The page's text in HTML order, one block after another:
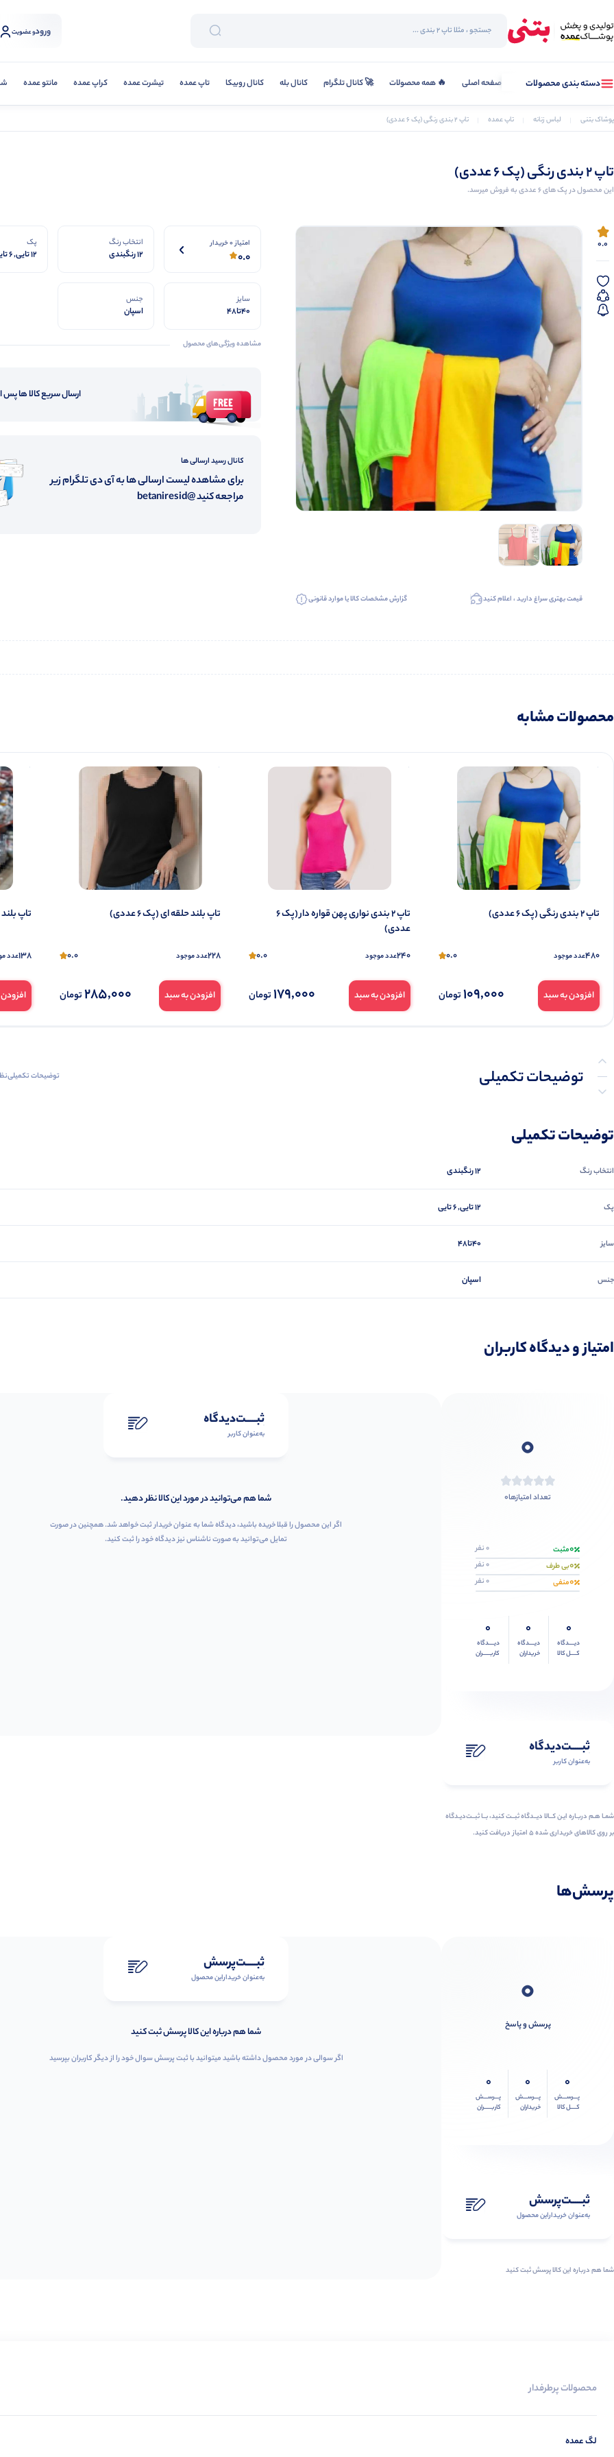
ورودو عضویت
دسته بندی محصولات صفحه اصلی 🔥 همه محصولات 🚀 کانال تلگرام کانال بله کانال روبیکا تاپ عمده تیشرت عمده کراپ عمده مانتو عمده
پوشاک بتنی لباس زنانه تاپ عمده تاپ ۲ بندی رنگی (پک 6 عددی)
تاپ ۲ بندی رنگی (پک 6 عددی)
این محصول در پک های 6 عددی به فروش میرسد.
0.0
قیمت بهتری سراغ دارید ، اعلام کنید گزارش مشخصات کالا یا موارد قانونی
امتیاز 0 خریدار
0.0
انتخاب رنگ
12 رنگبندی
پک
12 تایی, 6 تایی
سایز
۴۰تا۴۸
جنس
اسپان
مشاهده ویژگی‌های محصول
ارسال سریع کالا ها
کانال رسید ارسالی ها
برای مشاهده لیست ارسالی ها به آی دی تلگرام زیر
مراجعه کنید @betaniresid
محصولات مشابه
تاپ ۲ بندی رنگی (پک 6 عددی)
480عدد موجود 0.0
افزودن به سبد 109,000تومان
تاپ ۲ بندی نواری پهن قواره دار (پک 6
عددی)
240عدد موجود 0.0
افزودن به سبد 179,000تومان
تاپ بلند حلقه ای (پک 6 عددی)
228عدد موجود 0.0
افزودن به سبد 285,000تومان
تاپ بلند
138عدد
توضیحات تکمیلی
توضیحات تکمیلی
توضیحات تکمیلی
انتخاب رنگ 12 رنگبندی
پک 12 تایی, 6 تایی
سایز ۴۰تا۴۸
جنس اسپان
امتیاز و دیدگاه کاربران
0
تعداد امتیازها0
0مثبت 0 نفر
0بی طرف 0 نفر
0منفی 0 نفر
0
دیــــدگاه
کــــل کالا
0
دیــــدگاه
خریداران
0
دیــــدگاه
کاربـــــران
ثبـــــت‌دیدگاه
به‌عنوان کاربر
شمـا هـم دربـاره ایـن کــالا دیــدگاه ثبــت کنید، بــا ثبــت‌دیـدگاه
بر روی کالاهای خریداری شده ۵ امتیاز دریافت کنید.
ثبـــــت‌دیدگاه
به‌عنوان کاربر
شما هم می‌توانید در مورد این کالا نظر دهید.
اگر این محصول را قبلا خریده باشید، دیدگاه شما به عنوان خریدار ثبت خواهد شد. همچنین در صورت
تمایل می‌توانید به صورت ناشناس نیز دیدگاه خود را ثبت کنید.
پرسش‌ها
0
پرسش و پاسخ
0
پـــرســـش
کــــل کالا
0
پـــرســـش
خریداران
0
پـــرســـش
کاربـــــران
ثبـــــت‌پرسش
به‌عنوان ‌خریدار‌این‌ محصول
شما هم درباره این کالا پرسش ثبت کنید
ثبـــــت‌پرسش
به‌عنوان ‌خریدار‌این‌ محصول
شما هم درباره این کالا پرسش ثبت کنید
اگر سوالی در مورد محصول داشته باشید میتوانید با ثبت پرسش سوال خود را از دیگر کاربران بپرسید
محصولات پرطرفدار
لگ عمده